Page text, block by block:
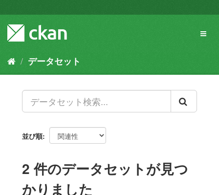
キ
容
データセット
並び順
2 件のデータセットが見つ
かりました